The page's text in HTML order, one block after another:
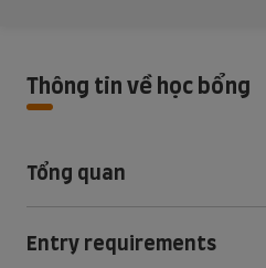
Thông tin về học bổng
Tổng quan
Entry requirements